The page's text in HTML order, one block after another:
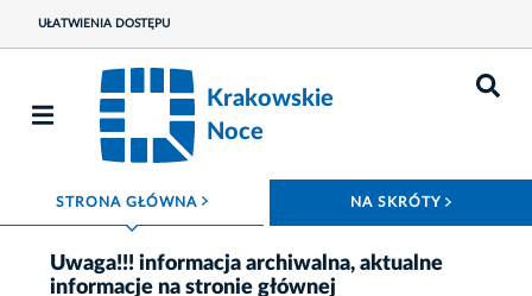
UŁATWIENIA DOSTĘPU
Krakowskie
Noce
STRONA GŁÓWNA ROZWIŃ MENU NA SKRÓTY
Uwaga!!! informacja archiwalna, aktualne
informacje na stronie głównej